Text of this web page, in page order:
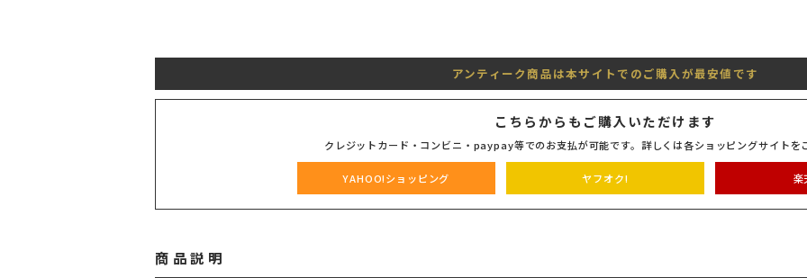
アンティーク商品は本サイトでのご購入が最安値です
こちらからもご購入いただけます
クレジットカード・コンビニ・paypay等でのお支払が可能です。詳しくは各ショッピングサイトを
YAHOO!ショッピング ヤフオク! 楽
商品説明